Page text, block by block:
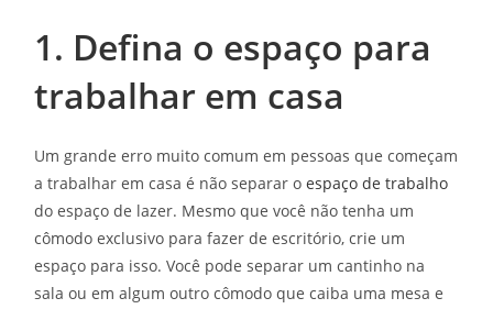
1. Defina o espaço para
trabalhar em casa
Um grande erro muito comum em pessoas que começam
a trabalhar em casa é não separar o espaço de trabalho
do espaço de lazer. Mesmo que você não tenha um
cômodo exclusivo para fazer de escritório, crie um
espaço para isso. Você pode separar um cantinho na
sala ou em algum outro cômodo que caiba uma mesa e